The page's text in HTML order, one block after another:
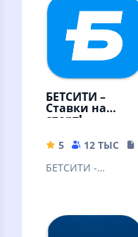
бонус 3000р всем
новым клиентам!
БЕТСИТИ –
Ставки на
спорт!
5 12 ТЫС
БЕТСИТИ -